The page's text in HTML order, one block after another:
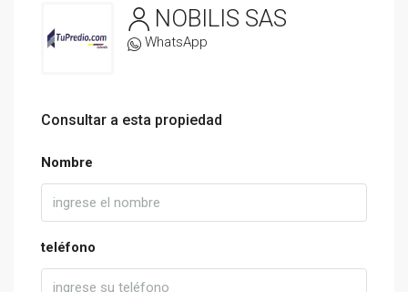
NOBILIS SAS
WhatsApp
Consultar a esta propiedad
Nombre
teléfono